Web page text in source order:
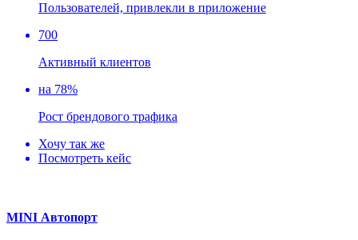
Пользователей, привлекли в приложение
700
Активный клиентов
на 78%
Рост брендового трафика
Хочу так же
Посмотреть кейс
MINI Автопорт